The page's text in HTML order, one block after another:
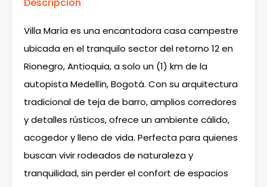
Villa María es una encantadora casa campestre
ubicada en el tranquilo sector del retorno 12 en
Rionegro, Antioquia, a solo un (1) km de la
autopista Medellín, Bogotá. Con su arquitectura
tradicional de teja de barro, amplios corredores
y detalles rústicos, ofrece un ambiente cálido,
acogedor y lleno de vida. Perfecta para quienes
buscan vivir rodeados de naturaleza y
tranquilidad, sin perder el confort de espacios